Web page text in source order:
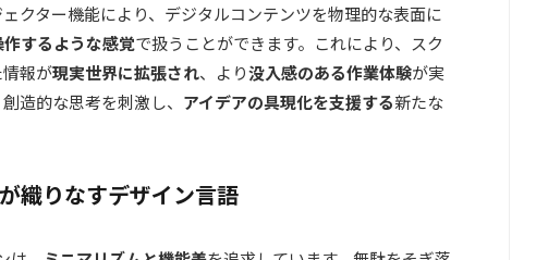
クター機能により、デジタルコンテンツを物理的な表面に
するような感覚で扱うことができます。これにより、スク
報が現実世界に拡張され、より没入感のある作業体験が実
造的な思考を刺激し、 アイデアの具現化を支援する新たな
織りなすデザイン言語